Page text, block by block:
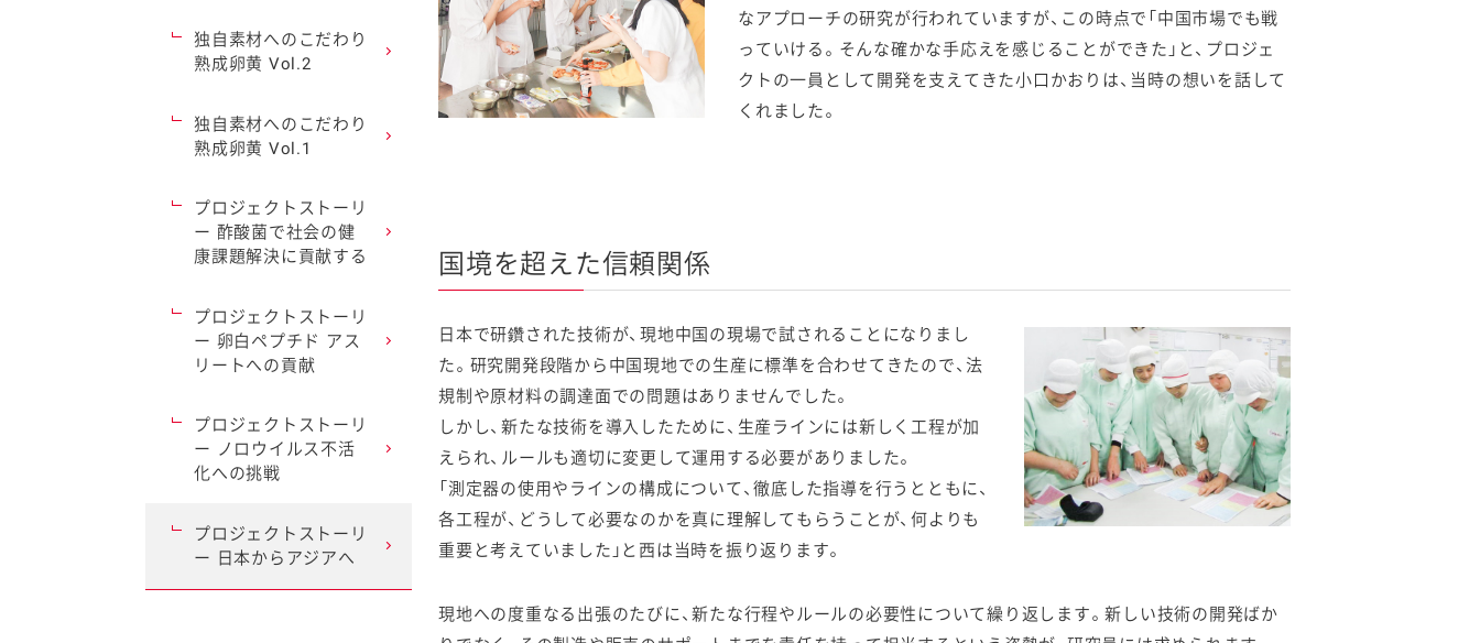
なアプローチの研究が行われていますが、この時点で「中国市場でも戦
っていける。そんな確かな手応えを感じることができた」と、プロジェ
クトの一員として開発を支えてきた小口かおりは、当時の想いを話して
くれました。
国境を超えた信頼関係
日本で研鑽された技術が、現地中国の現場で試されることになりまし
た。研究開発段階から中国現地での生産に標準を合わせてきたので、法
規制や原材料の調達面での問題はありませんでした。
しかし、新たな技術を導入したために、生産ラインには新しく工程が加
えられ、ルールも適切に変更して運用する必要がありました。
「測定器の使用やラインの構成について、徹底した指導を行うとともに、
各工程が、どうして必要なのかを真に理解してもらうことが、何よりも
重要と考えていました」と西は当時を振り返ります。
現地への度重なる出張のたびに、新たな行程やルールの必要性について繰り返します。新しい技術の開発ばか
独自素材へのこだわり
熟成卵黄 Vol.2
独自素材へのこだわり
熟成卵黄 Vol.1
プロジェクトストーリ
ー 酢酸菌で社会の健
康課題解決に貢献する
プロジェクトストーリ
ー 卵白ペプチド アス
リートへの貢献
プロジェクトストーリ
ー ノロウイルス不活
化への挑戦
プロジェクトストーリ
ー 日本からアジアへ